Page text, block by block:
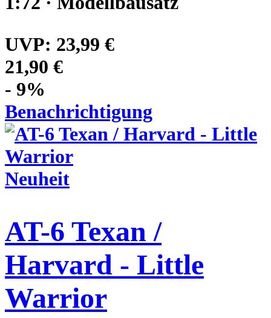
UVP: 23,99 €
21,90 €
- 9%
Benachrichtigung
Neuheit
AT-6 Texan /
Harvard - Little
Warrior